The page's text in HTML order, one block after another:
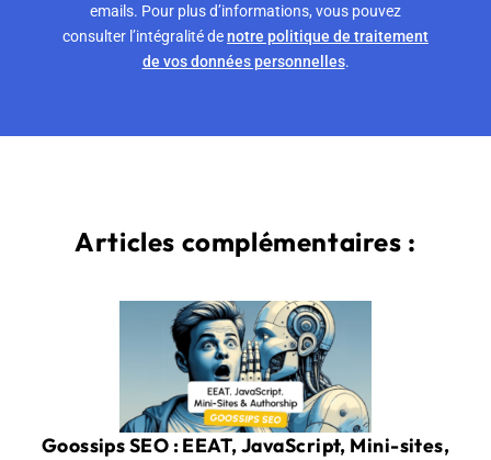
emails. Pour plus d’informations, vous pouvez
consulter l’intégralité denotre politique de traitement
de vos données personnelles.
Articles complémentaires :
Goossips SEO : EEAT, JavaScript, Mini-sites,